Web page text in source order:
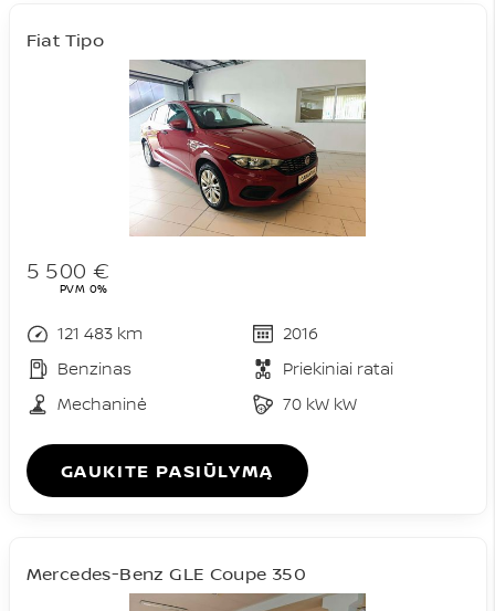
Fiat Tipo
5 500 €
PVM 0%
121 483 km
2016
Benzinas
Priekiniai ratai
Mechaninė
70 kW kW
GAUKITE PASIŪLYMĄ
Mercedes-Benz GLE Coupe 350